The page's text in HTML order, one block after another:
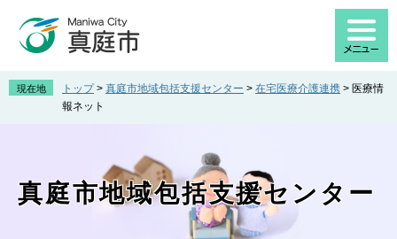
先
を 現在地 トップ > 真庭市地域包括支援センター > 在宅医療介護連携 > 医療情
報ネット
真庭市地域包括支援センター